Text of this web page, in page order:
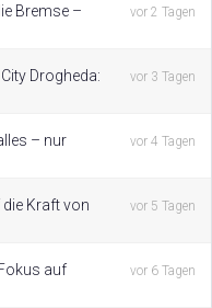
Bremse –
vor 2 Tagen
Drogheda:
vor 3 Tagen
– nur
vor 4 Tagen
Kraft von
vor 5 Tagen
auf
vor 6 Tagen